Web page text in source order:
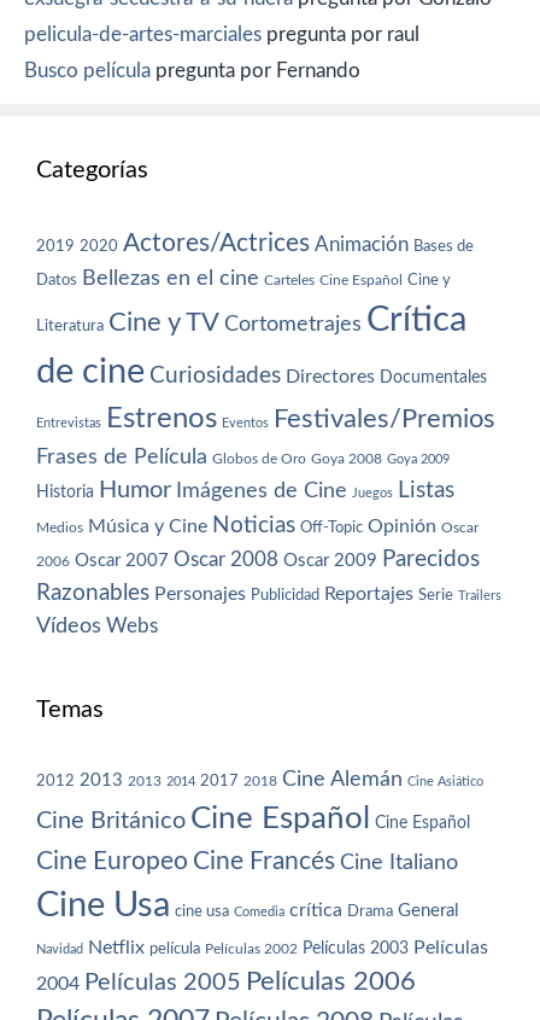
pelicula-de-artes-marciales pregunta por raul
Busco película pregunta por Fernando
Categorías
2019 2020 Actores/Actrices Animación Bases de
Datos Bellezas en el cine Carteles Cine Español Cine y
Literatura Cine y TV Cortometrajes Crítica
de cine Curiosidades Directores Documentales
Entrevistas Estrenos Eventos Festivales/Premios
Frases de Película Globos de Oro Goya 2008 Goya 2009
Historia Humor Imágenes de Cine Juegos Listas
Medios Música y Cine Noticias Off-Topic Opinión Oscar
2006 Oscar 2007 Oscar 2008 Oscar 2009 Parecidos
Razonables Personajes Publicidad Reportajes Serie Trailers
Vídeos Webs
Temas
2012 2013 2013 2014 2017 2018 Cine Alemán Cine Asiático
Cine Británico Cine Español Cine Español
Cine Europeo Cine Francés Cine Italiano
Cine Usa cine usa Comedia crítica Drama General
Navidad Netflix película Películas 2002 Películas 2003 Películas
2004 Películas 2005 Películas 2006